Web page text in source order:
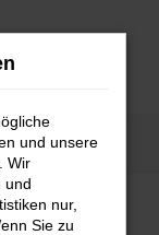
und unsere
Wir
und
nur,
Sie zu